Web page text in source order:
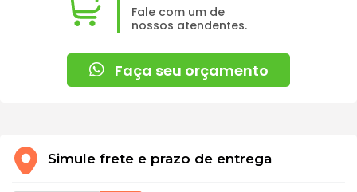
Fale com um de
nossos atendentes.
Faça seu orçamento
Simule frete e prazo de entrega